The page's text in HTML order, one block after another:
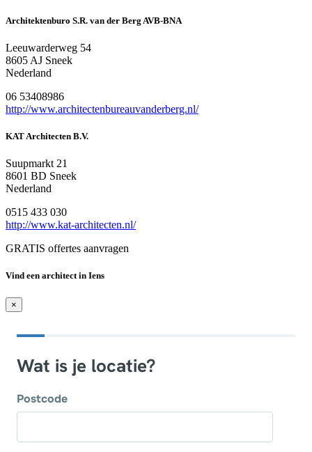
Architektenburo S.R. van der Berg AVB-BNA
Leeuwarderweg 54
8605 AJ Sneek
Nederland
06 53408986
http://www.architectenbureauvanderberg.nl/
KAT Architecten B.V.
Suupmarkt 21
8601 BD Sneek
Nederland
0515 433 030
http://www.kat-architecten.nl/
GRATIS offertes aanvragen
Vind een architect in Iens
×